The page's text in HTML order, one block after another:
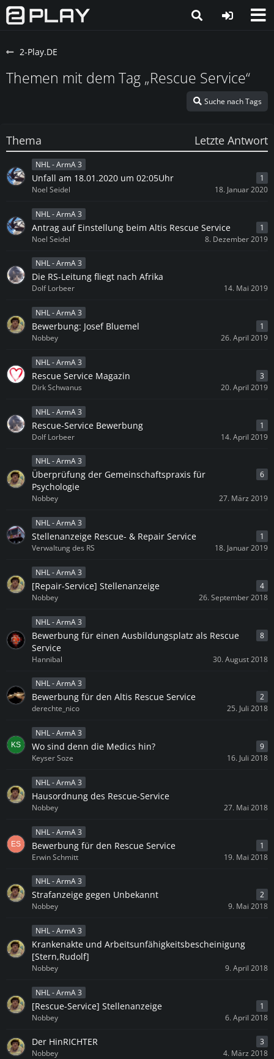
2-Play.DE
Themen mit dem Tag „Rescue Service“
Suche nach Tags
Thema Letzte Antwort
NHL - ArmA 3
Unfall am 18.01.2020 um 02:05Uhr
1
Noel Seidel
18. Januar 2020
NHL - ArmA 3
Antrag auf Einstellung beim Altis Rescue Service
1
Noel Seidel
8. Dezember 2019
NHL - ArmA 3
Die RS-Leitung fliegt nach Afrika
Dolf Lorbeer 14. Mai 2019
NHL - ArmA 3
Bewerbung: Josef Bluemel
1
Nobbey
26. April 2019
NHL - ArmA 3
Rescue Service Magazin
3
Dirk Schwanus
20. April 2019
NHL - ArmA 3
Rescue-Service Bewerbung
1
Dolf Lorbeer
14. April 2019
NHL - ArmA 3
Überprüfung der Gemeinschaftspraxis für
Psychologie
6
Nobbey 27. März 2019
NHL - ArmA 3
Stellenanzeige Rescue- & Repair Service
1
Verwaltung des RS
18. Januar 2019
NHL - ArmA 3
[Repair-Service] Stellenanzeige
4
Nobbey
26. September 2018
NHL - ArmA 3
Bewerbung für einen Ausbildungsplatz als Rescue
Service
8
Hannibal 30. August 2018
NHL - ArmA 3
Bewerbung für den Altis Rescue Service
2
derechte_nico
25. Juli 2018
NHL - ArmA 3
Wo sind denn die Medics hin?
9
Keyser Soze
16. Juli 2018
NHL - ArmA 3
Hausordnung des Rescue-Service
Nobbey 27. Mai 2018
NHL - ArmA 3
Bewerbung für den Rescue Service
1
Erwin Schmitt
19. Mai 2018
NHL - ArmA 3
Strafanzeige gegen Unbekannt
2
Nobbey
9. Mai 2018
NHL - ArmA 3
Krankenakte und Arbeitsunfähigkeitsbescheinigung
[Stern,Rudolf]
Nobbey 9. April 2018
NHL - ArmA 3
[Rescue-Service] Stellenanzeige
1
Nobbey
6. April 2018
Der HinRICHTER
3
Nobbey
4. März 2018